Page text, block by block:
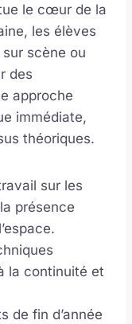
le cœur de la
les élèves
scène ou
des
approche
immédiate,
théoriques.
sur les
présence
la continuité et
de fin d’année